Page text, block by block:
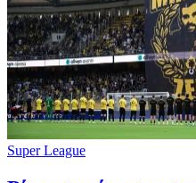
Super League